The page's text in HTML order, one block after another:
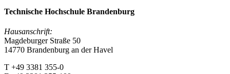
Technische Hochschule Brandenburg
Hausanschrift:
Magdeburger Straße 50
14770 Brandenburg an der Havel
T +49 3381 355-0